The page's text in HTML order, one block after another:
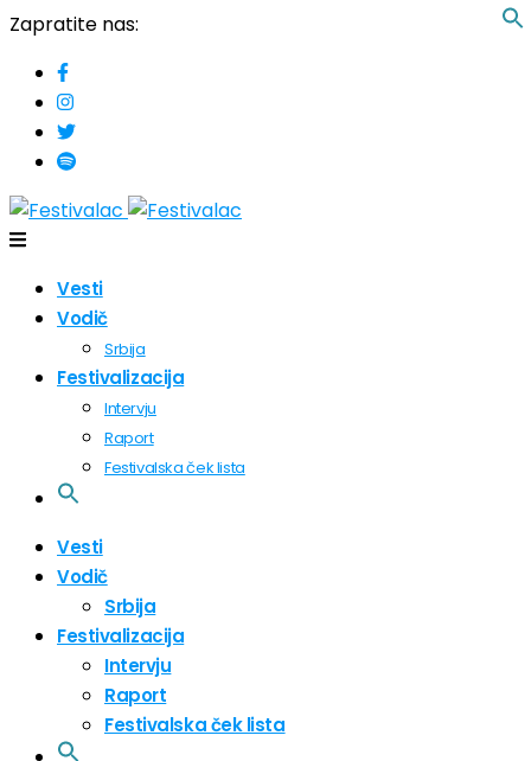
Zapratite nas:
Vesti
Vodič
Srbija
Festivalizacija
Intervju
Raport
Festivalska ček lista
Vesti
Vodič
Srbija
Festivalizacija
Intervju
Raport
Festivalska ček lista